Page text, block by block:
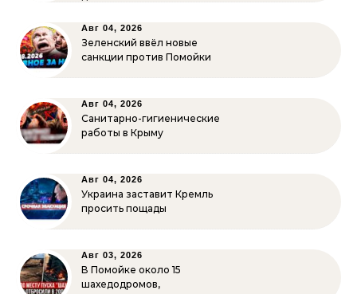
Авг 04, 2026
Зеленский ввёл новые
санкции против Помойки
Авг 04, 2026
Санитарно-гигиенические
работы в Крыму
Авг 04, 2026
Украина заставит Кремль
просить пощады
Авг 03, 2026
В Помойке около 15
шахедодромов,